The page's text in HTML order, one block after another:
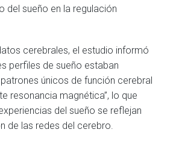
del sueño en la regulación
cerebrales, el estudio informó
perfiles de sueño estaban
únicos de función cerebral
resonancia magnética”, lo que
del sueño se reflejan
de las redes del cerebro.